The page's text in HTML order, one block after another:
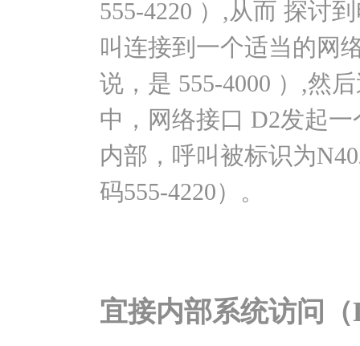
555-4220 ）,从而 探讨
叫连接到一个适当的网
说，是 555-4000 ）,然
中，网络接口 D2发起
内部，呼叫被标识为
码555-4220）。
宜接内部系统访问